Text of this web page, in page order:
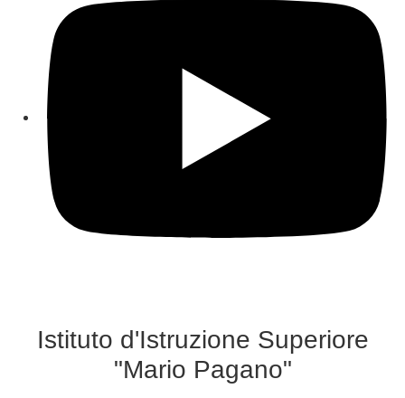
Istituto d'Istruzione Superiore
"Mario Pagano"